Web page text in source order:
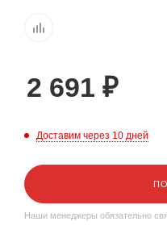
2 691 ₽
Доставим через 10 дней
Наши менеджеры обязательно